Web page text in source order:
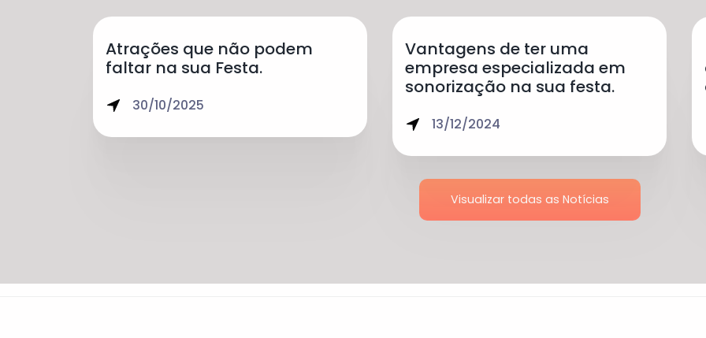
Atrações que não podem
faltar na sua Festa.
30/10/2025
Vantagens de ter uma
empresa especializada em
sonorização na sua festa.
13/12/2024
Visualizar todas as Notícias